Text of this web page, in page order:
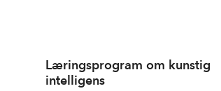
Læringsprogram om kunstig
intelligens